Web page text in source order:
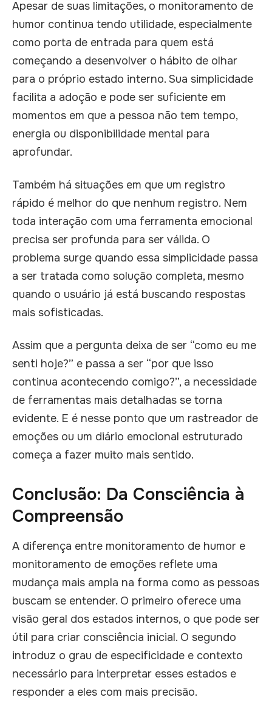
Apesar de suas limitações, o monitoramento de
humor continua tendo utilidade, especialmente
como porta de entrada para quem está
começando a desenvolver o hábito de olhar
para o próprio estado interno. Sua simplicidade
facilita a adoção e pode ser suficiente em
momentos em que a pessoa não tem tempo,
energia ou disponibilidade mental para
aprofundar.
Também há situações em que um registro
rápido é melhor do que nenhum registro. Nem
toda interação com uma ferramenta emocional
precisa ser profunda para ser válida. O
problema surge quando essa simplicidade passa
a ser tratada como solução completa, mesmo
quando o usuário já está buscando respostas
mais sofisticadas.
Assim que a pergunta deixa de ser “como eu me
senti hoje?” e passa a ser “por que isso
continua acontecendo comigo?”, a necessidade
de ferramentas mais detalhadas se torna
evidente. E é nesse ponto que um rastreador de
emoções ou um diário emocional estruturado
começa a fazer muito mais sentido.
Conclusão: Da Consciência à
Compreensão
A diferença entre monitoramento de humor e
monitoramento de emoções reflete uma
mudança mais ampla na forma como as pessoas
buscam se entender. O primeiro oferece uma
visão geral dos estados internos, o que pode ser
útil para criar consciência inicial. O segundo
introduz o grau de especificidade e contexto
necessário para interpretar esses estados e
responder a eles com mais precisão.